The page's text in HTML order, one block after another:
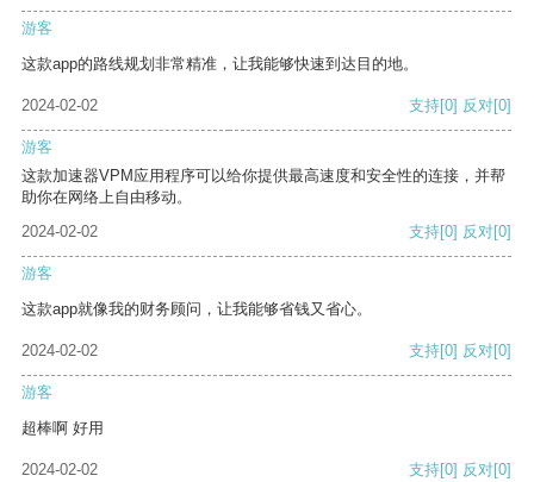
游客
这款app的路线规划非常精准，让我能够快速到达目的地。
2024-02-02 支持[0] 反对[0]
游客
这款加速器VPM应用程序可以给你提供最高速度和安全性的连接，并帮
助你在网络上自由移动。
2024-02-02
支持[0] 反对[0]
游客
这款app就像我的财务顾问，让我能够省钱又省心。
2024-02-02 支持[0] 反对[0]
游客
超棒啊 好用
2024-02-02 支持[0] 反对[0]